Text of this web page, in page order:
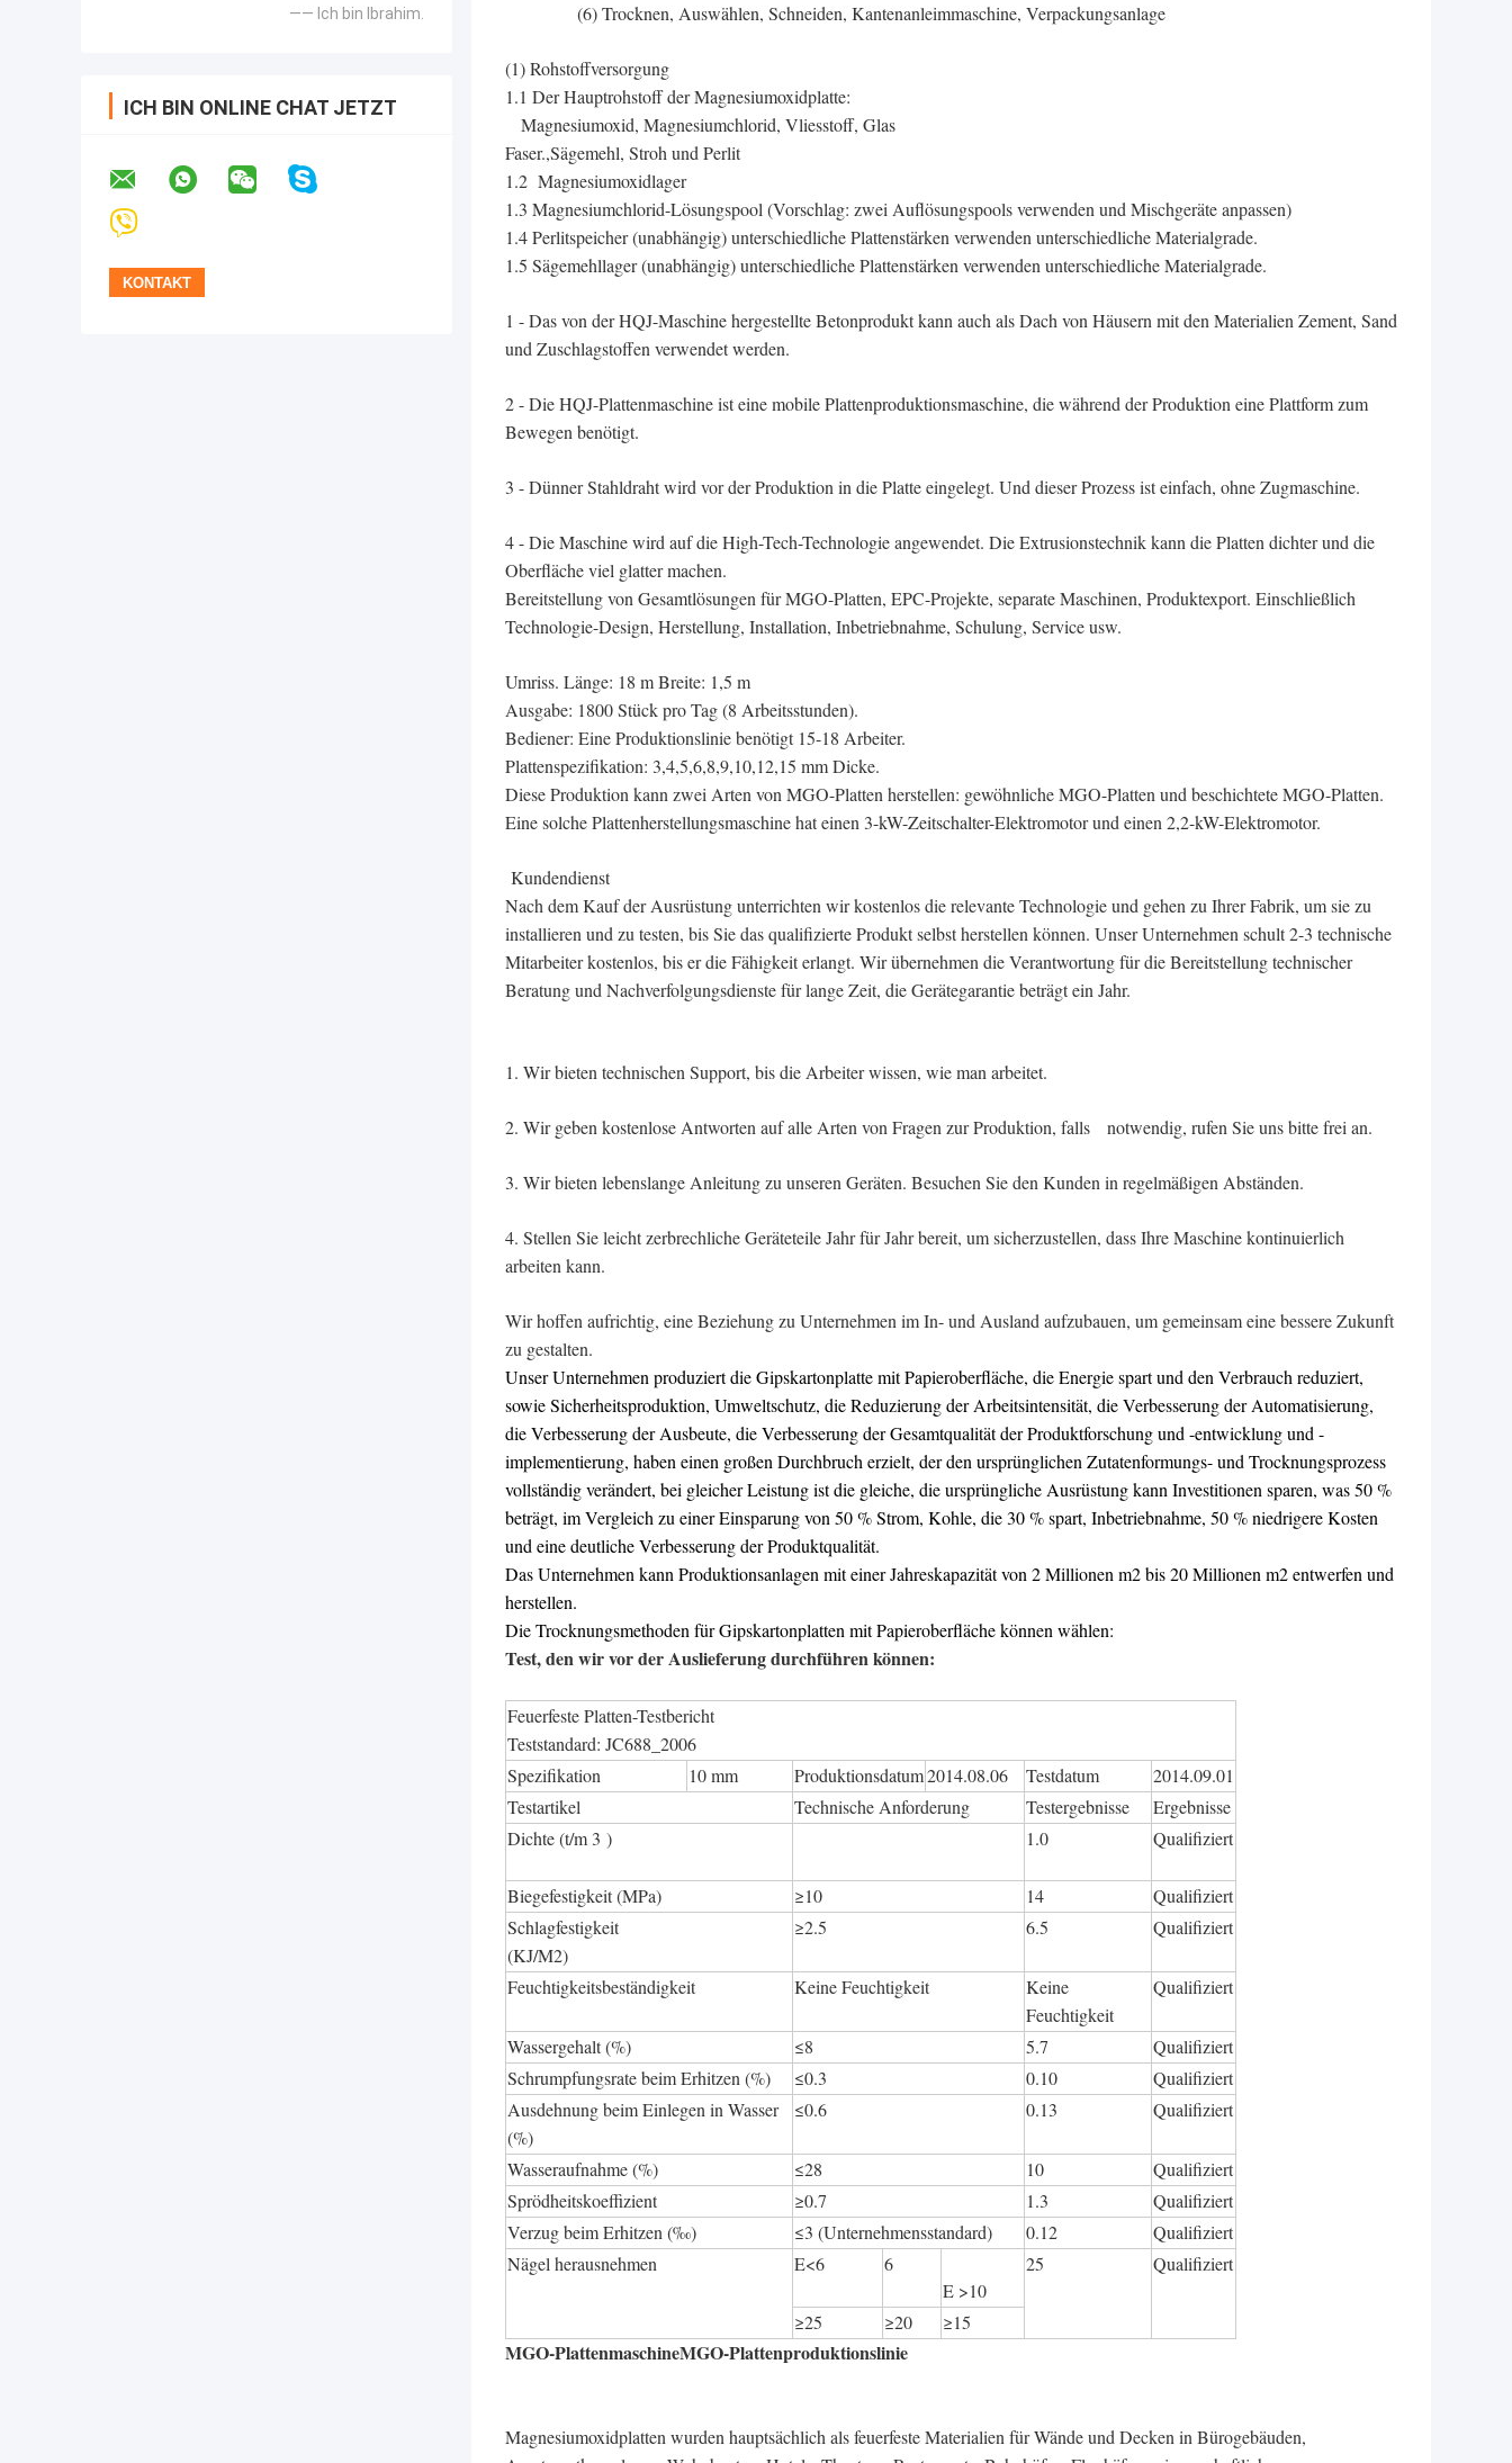
—— Ich bin Ibrahim.
ICH BIN ONLINE CHAT JETZT
(6) Trocknen, Auswählen, Schneiden, Kantenanleimmaschine, Verpackungsanlage
(1) Rohstoffversorgung
1.1 Der Hauptrohstoff der Magnesiumoxidplatte:
Magnesiumoxid, Magnesiumchlorid, Vliesstoff, Glas
Faser.,Sägemehl, Stroh und Perlit
1.2 Magnesiumoxidlager
1.3 Magnesiumchlorid-Lösungspool (Vorschlag: zwei Auflösungspools verwenden und Mischgeräte anpassen)
1.4 Perlitspeicher (unabhängig) unterschiedliche Plattenstärken verwenden unterschiedliche Materialgrade.
1.5 Sägemehllager (unabhängig) unterschiedliche Plattenstärken verwenden unterschiedliche Materialgrade.
1 - Das von der HQJ-Maschine hergestellte Betonprodukt kann auch als Dach von Häusern mit den Materialien Zement, Sand
und Zuschlagstoffen verwendet werden.
2 - Die HQJ-Plattenmaschine ist eine mobile Plattenproduktionsmaschine, die während der Produktion eine Plattform zum
Bewegen benötigt.
3 - Dünner Stahldraht wird vor der Produktion in die Platte eingelegt. Und dieser Prozess ist einfach, ohne Zugmaschine.
4 - Die Maschine wird auf die High-Tech-Technologie angewendet. Die Extrusionstechnik kann die Platten dichter und die
Oberfläche viel glatter machen.
Bereitstellung von Gesamtlösungen für MGO-Platten, EPC-Projekte, separate Maschinen, Produktexport. Einschließlich
Technologie-Design, Herstellung, Installation, Inbetriebnahme, Schulung, Service usw.
Umriss. Länge: 18 m Breite: 1,5 m
Ausgabe: 1800 Stück pro Tag (8 Arbeitsstunden).
Bediener: Eine Produktionslinie benötigt 15-18 Arbeiter.
Plattenspezifikation: 3,4,5,6,8,9,10,12,15 mm Dicke.
Diese Produktion kann zwei Arten von MGO-Platten herstellen: gewöhnliche MGO-Platten und beschichtete MGO-Platten.
Eine solche Plattenherstellungsmaschine hat einen 3-kW-Zeitschalter-Elektromotor und einen 2,2-kW-Elektromotor.
Kundendienst
Nach dem Kauf der Ausrüstung unterrichten wir kostenlos die relevante Technologie und gehen zu Ihrer Fabrik, um sie zu
installieren und zu testen, bis Sie das qualifizierte Produkt selbst herstellen können. Unser Unternehmen schult 2-3 technische
Mitarbeiter kostenlos, bis er die Fähigkeit erlangt. Wir übernehmen die Verantwortung für die Bereitstellung technischer
Beratung und Nachverfolgungsdienste für lange Zeit, die Gerätegarantie beträgt ein Jahr.
1. Wir bieten technischen Support, bis die Arbeiter wissen, wie man arbeitet.
2. Wir geben kostenlose Antworten auf alle Arten von Fragen zur Produktion, falls notwendig, rufen Sie uns bitte frei an.
3. Wir bieten lebenslange Anleitung zu unseren Geräten. Besuchen Sie den Kunden in regelmäßigen Abständen.
4. Stellen Sie leicht zerbrechliche Geräteteile Jahr für Jahr bereit, um sicherzustellen, dass Ihre Maschine kontinuierlich
arbeiten kann.
Wir hoffen aufrichtig, eine Beziehung zu Unternehmen im In- und Ausland aufzubauen, um gemeinsam eine bessere Zukunft
zu gestalten.
Unser Unternehmen produziert die Gipskartonplatte mit Papieroberfläche, die Energie spart und den Verbrauch reduziert,
sowie Sicherheitsproduktion, Umweltschutz, die Reduzierung der Arbeitsintensität, die Verbesserung der Automatisierung,
die Verbesserung der Ausbeute, die Verbesserung der Gesamtqualität der Produktforschung und -entwicklung und -
implementierung, haben einen großen Durchbruch erzielt, der den ursprünglichen Zutatenformungs- und Trocknungsprozess
vollständig verändert, bei gleicher Leistung ist die gleiche, die ursprüngliche Ausrüstung kann Investitionen sparen, was 50 %
beträgt, im Vergleich zu einer Einsparung von 50 % Strom, Kohle, die 30 % spart, Inbetriebnahme, 50 % niedrigere Kosten
und eine deutliche Verbesserung der Produktqualität.
Das Unternehmen kann Produktionsanlagen mit einer Jahreskapazität von 2 Millionen m2 bis 20 Millionen m2 entwerfen und
herstellen.
Die Trocknungsmethoden für Gipskartonplatten mit Papieroberfläche können wählen:
Test, den wir vor der Auslieferung durchführen können:
Feuerfeste Platten-Testbericht
Teststandard: JC688_2006
Spezifikation
10 mm Produktionsdatum2014.08.06 Testdatum
2014.09.01
Testartikel
Technische Anforderung Testergebnisse
Ergebnisse
Dichte (t/m 3 )
1.0 Qualifiziert
Biegefestigkeit (MPa) ≥10 14
Qualifiziert
Schlagfestigkeit
(KJ/M2)
≥2.5 6.5 Qualifiziert
Feuchtigkeitsbeständigkeit Keine Feuchtigkeit
Keine
Feuchtigkeit
Qualifiziert
Wassergehalt (%) ≤8 5.7
Qualifiziert
Schrumpfungsrate beim Erhitzen (%)
≤0.3 0.10
Qualifiziert
Ausdehnung beim Einlegen in Wasser
(%)
≤0.6 0.13 Qualifiziert
Wasseraufnahme (%) ≤28 10
Qualifiziert
Sprödheitskoeffizient
≥0.7 1.3
Qualifiziert
Verzug beim Erhitzen (‰)
≤3 (Unternehmensstandard) 0.12
Qualifiziert
Nägel herausnehmen
E<6
6
E >10
25 Qualifiziert
≥25 ≥20 ≥15
MGO-PlattenmaschineMGO-Plattenproduktionslinie
Magnesiumoxidplatten wurden hauptsächlich als feuerfeste Materialien für Wände und Decken in Bürogebäuden,